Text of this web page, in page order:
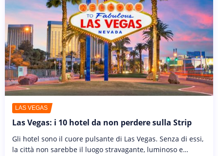
LAS VEGAS
Las Vegas: i 10 hotel da non perdere sulla Strip
Gli hotel sono il cuore pulsante di Las Vegas. Senza di essi,
la città non sarebbe il luogo stravagante, luminoso e